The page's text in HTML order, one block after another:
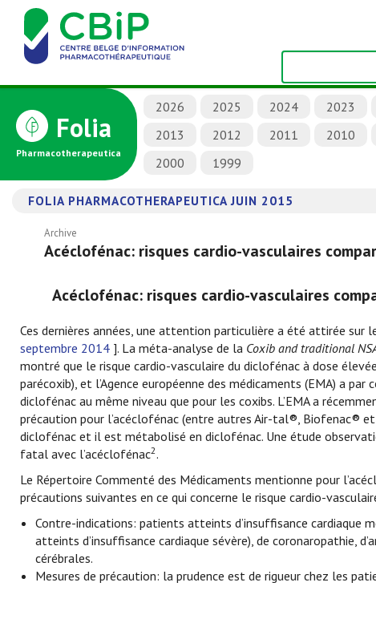
Folia
Pharmacotherapeutica
2026 2025 2024 2023
2013
2012 2011 2010
2000
1999
FOLIA PHARMACOTHERAPEUTICA JUIN 2015
Archive
Acéclofénac: risques cardio-vasculaires
Acéclofénac: risques cardio-vasculaires
Ces dernières années, une attention particulière a été attirée sur
septembre 2014 ]. La méta-analyse de la Coxib and traditional
montré que le risque cardio-vasculaire du diclofénac à dose
parécoxib), et l’Agence européenne des médicaments (EMA) a
diclofénac au même niveau que pour les coxibs. L’EMA a
précaution pour l’acéclofénac (entre autres Air-tal®, Biofenac®
diclofénac et il est métabolisé en diclofénac. Une étude
fatal avec l’acéclofénac2.
Le Répertoire Commenté des Médicaments mentionne pour
précautions suivantes en ce qui concerne le risque cardio-
Contre-indications: patients atteints d’insuffisance cardiaque
atteints d’insuffisance cardiaque sévère), de coronaropathie,
cérébrales.
Mesures de précaution: la prudence est de rigueur chez les